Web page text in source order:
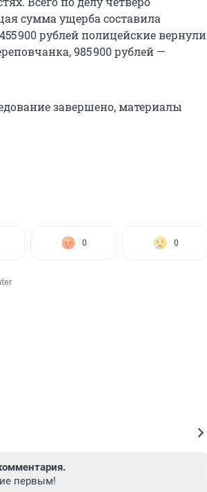
сумма ущерба составила
900 рублей полицейские вернули
985 900 рублей —
завершено, материалы
0 0
первым!